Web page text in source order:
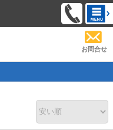
お問合せ